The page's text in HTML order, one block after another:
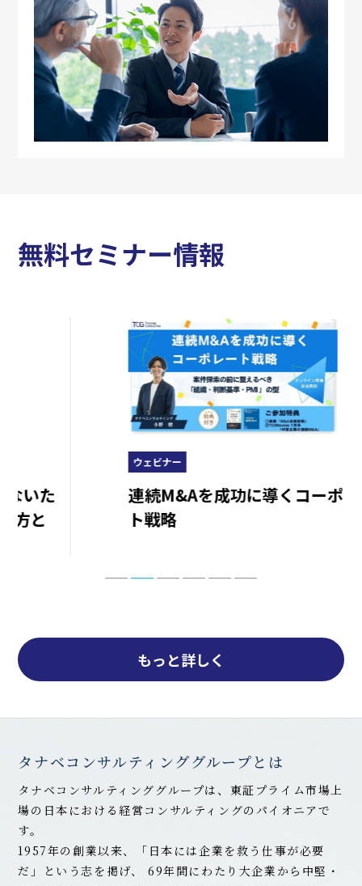
無料セミナー情報
連続M&Aを成功に導くコーポレー
ト戦略
もっと詳しく
タナベコンサルティンググループとは
タナベコンサルティンググループは、東証プライム市場上
場の日本における経営コンサルティングのパイオニアで
す。
1957年の創業以来、「日本には企業を救う仕事が必要
だ」という志を掲げ、
69年間にわたり大企業から中堅・